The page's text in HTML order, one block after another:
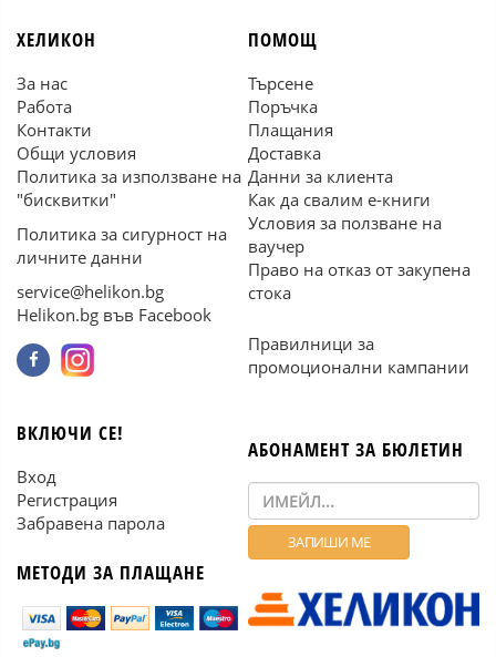
ХЕЛИКОН
За нас
Работа
Контакти
Общи условия
Политика за използване на
"бисквитки"
Политика за сигурност на
личните данни
service@helikon.bg
Helikon.bg във Facebook
ПОМОЩ
Търсене
Поръчка
Плащания
Доставка
Данни за клиента
Как да свалим е-книги
Условия за ползване на
ваучер
Право на отказ от закупена
стока
Правилници за
промоционални кампании
ВКЛЮЧИ СЕ!
Вход
Регистрация
Забравена парола
МЕТОДИ ЗА ПЛАЩАНЕ
АБОНАМЕНТ ЗА БЮЛЕТИН